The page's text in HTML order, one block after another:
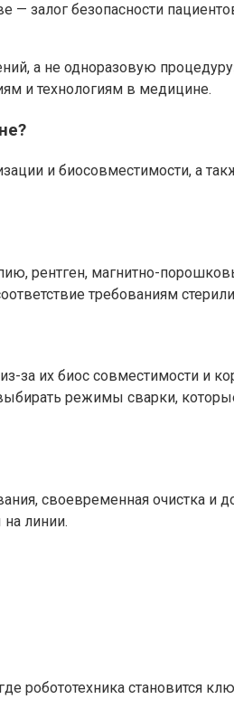
— залог безопасности
а не одноразовую
и технологиям в медицине.
и биосовместимости, а
рентген, магнитно-
требованиям
их биос совместимости и
режимы сварки,
своевременная очистка и
линии.
робототехника становится